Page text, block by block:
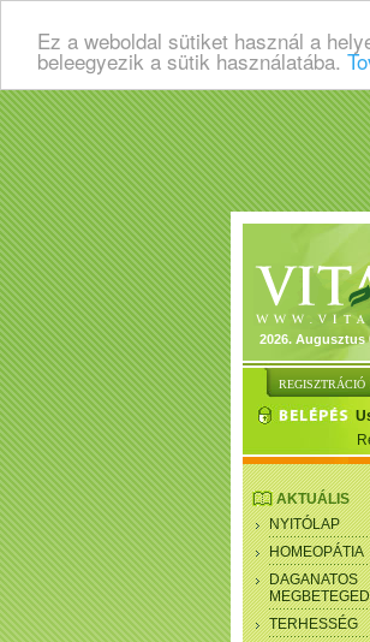
Ez a weboldal sütiket használ a
beleegyezik a sütik használatába.
2026. Augusztus
REGISZTRÁCIÓ
AKTUÁLIS
NYITÓLAP
HOMEOPÁTIA
DAGANATOS
TERHESSÉG